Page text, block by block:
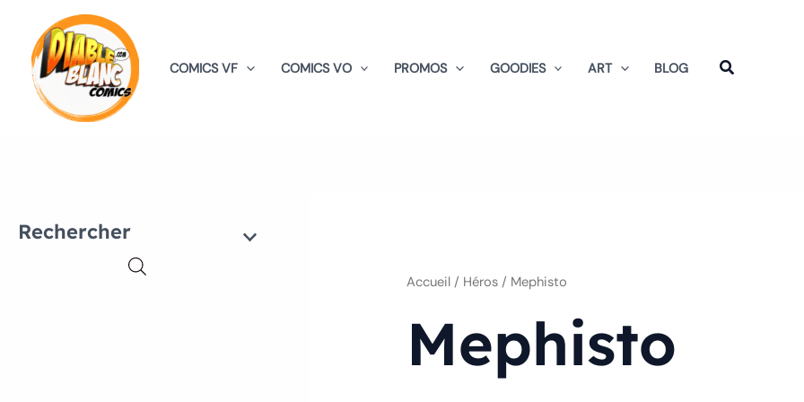
contenu
COMICS VF COMICS VO PROMOS GOODIES ART BLOG
Rechercher
Accueil/ Héros / Mephisto
Mephisto
au